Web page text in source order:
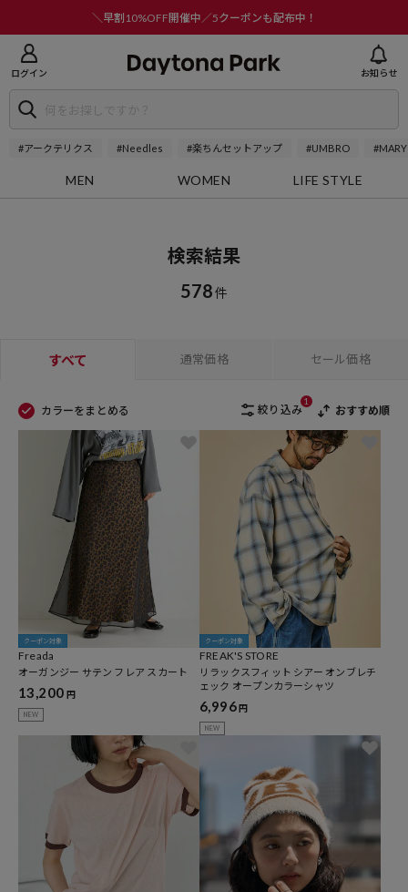
＼早割10%OFF開催中／5クーポンも配布中！
ログイン お知らせ
#アークテリクス #Needles #楽ちんセットアップ #UMBRO
MEN WOMEN LIFE STYLE
検索結果
578件
すべて 通常価格 セール価格
カラーをまとめる 絞り込み
1
おすすめ順
クーポン対象
Freada
オーガンジー サテン フレア スカート
13,200 円
NEW
クーポン対象
FREAK'S STORE
リラックスフィット シアー オンブレチ
ェック オープンカラーシャツ
6,996円
NEW